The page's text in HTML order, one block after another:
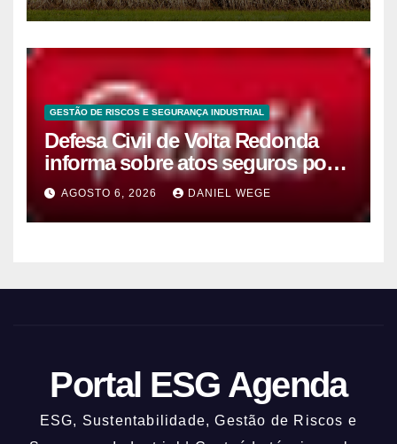
GESTÃO DE RISCOS E SEGURANÇA INDUSTRIAL
Defesa Civil de Volta Redonda
informa sobre atos seguros por
conta de efeitos meteorológicos
previstos até domingo (9)
AGOSTO 6, 2026 DANIEL WEGE
Portal ESG Agenda
ESG, Sustentabilidade, Gestão de Riscos e